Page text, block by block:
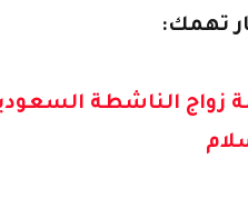
تهمك:
زواج الناشطة